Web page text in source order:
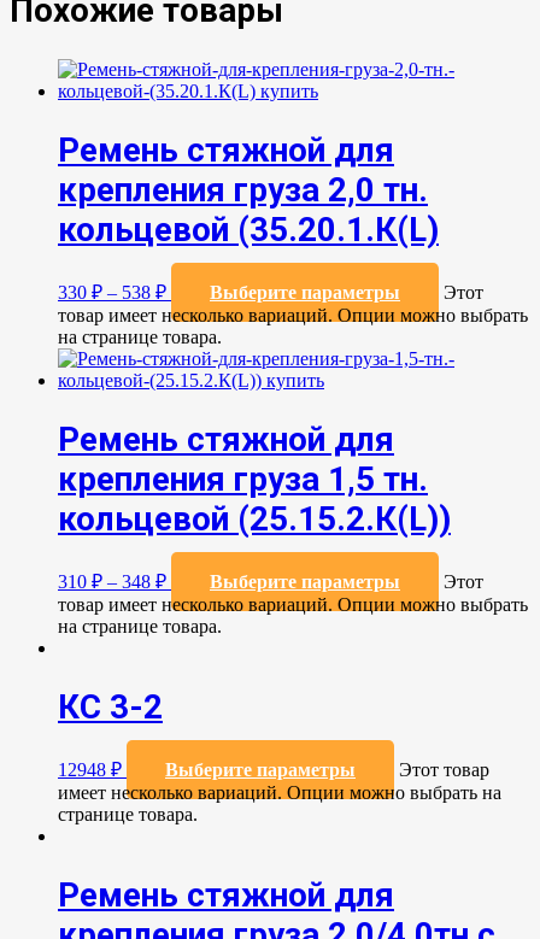
Похожие товары
Ремень стяжной для
крепления груза 2,0 тн.
кольцевой (35.20.1.К(L)
330 ₽ – 538 ₽ Выберите параметры
Этот
товар имеет несколько вариаций. Опции можно выбрать
на странице товара.
Ремень стяжной для
крепления груза 1,5 тн.
кольцевой (25.15.2.К(L))
310 ₽ – 348 ₽ Выберите параметры
Этот
товар имеет несколько вариаций. Опции можно выбрать
на странице товара.
КС 3-2
12948 ₽ Выберите параметры
Этот товар
имеет несколько вариаций. Опции можно выбрать на
странице товара.
Ремень стяжной для